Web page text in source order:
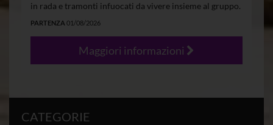
in rada e tramonti infuocati da vivere insieme al gruppo.
PARTENZA 01/08/2026
Maggiori informazioni
CATEGORIE